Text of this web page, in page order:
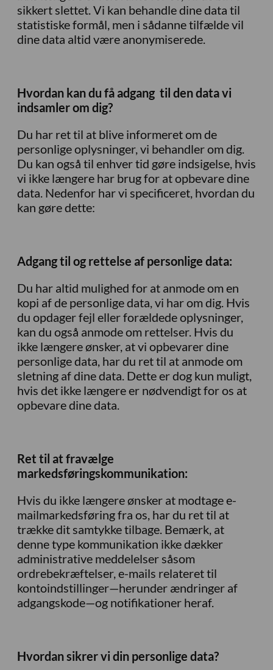
sikkert slettet. Vi kan behandle dine data til
statistiske formål, men i sådanne tilfælde vil
dine data altid være anonymiserede.
Hvordan kan du få adgang til den data vi
indsamler om dig?
Du har ret til at blive informeret om de
personlige oplysninger, vi behandler om dig.
Du kan også til enhver tid gøre indsigelse, hvis
vi ikke længere har brug for at opbevare dine
data. Nedenfor har vi specificeret, hvordan du
kan gøre dette:
Adgang til og rettelse af personlige data:
Du har altid mulighed for at anmode om en
kopi af de personlige data, vi har om dig. Hvis
du opdager fejl eller forældede oplysninger,
kan du også anmode om rettelser. Hvis du
ikke længere ønsker, at vi opbevarer dine
personlige data, har du ret til at anmode om
sletning af dine data. Dette er dog kun muligt,
hvis det ikke længere er nødvendigt for os at
opbevare dine data.
Ret til at fravælge
markedsføringskommunikation:
Hvis du ikke længere ønsker at modtage e-
mailmarkedsføring fra os, har du ret til at
trække dit samtykke tilbage. Bemærk, at
denne type kommunikation ikke dækker
administrative meddelelser såsom
ordrebekræftelser, e-mails relateret til
kontoindstillinger—herunder ændringer af
adgangskode—og notifikationer heraf.
Hvordan sikrer vi din personlige data?